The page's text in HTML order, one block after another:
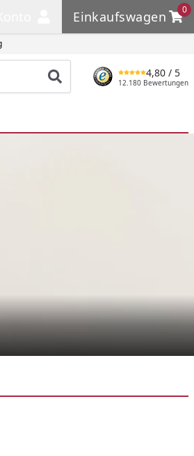
Einkaufswagen
0
Einkaufswagen
Produkt suchen
4,80 / 5
12.180 Bewertungen